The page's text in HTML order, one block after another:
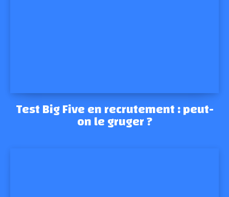
Test Big Five en recrutement : peut-
on le gruger ?